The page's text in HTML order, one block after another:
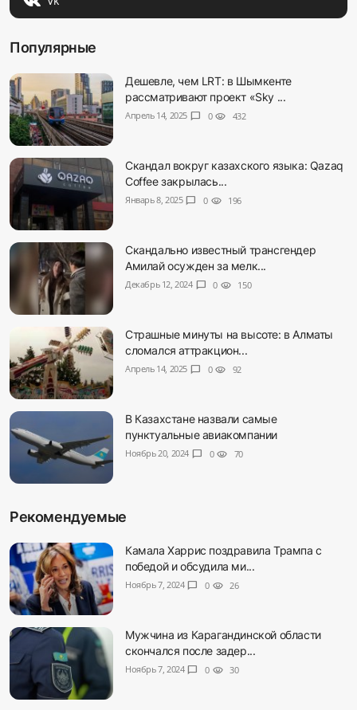
Популярные
Дешевле, чем LRT: в Шымкенте
рассматривают проект «Sky ...
Апрель 14, 2025 chat_bubble 0 visibility 432
Скандал вокруг казахского языка: Qazaq
Coffee закрылась...
Январь 8, 2025 chat_bubble 0 visibility 196
Скандально известный трансгендер
Амилай осужден за мелк...
Декабрь 12, 2024 chat_bubble 0 visibility 150
Страшные минуты на высоте: в Алматы
сломался аттракцион...
Апрель 14, 2025 chat_bubble 0 visibility 92
В Казахстане назвали самые
пунктуальные авиакомпании
Ноябрь 20, 2024 chat_bubble 0 visibility 70
Рекомендуемые
Камала Харрис поздравила Трампа с
победой и обсудила ми...
Ноябрь 7, 2024 chat_bubble 0 visibility 26
Мужчина из Карагандинской области
скончался после задер...
Ноябрь 7, 2024 chat_bubble 0 visibility 30